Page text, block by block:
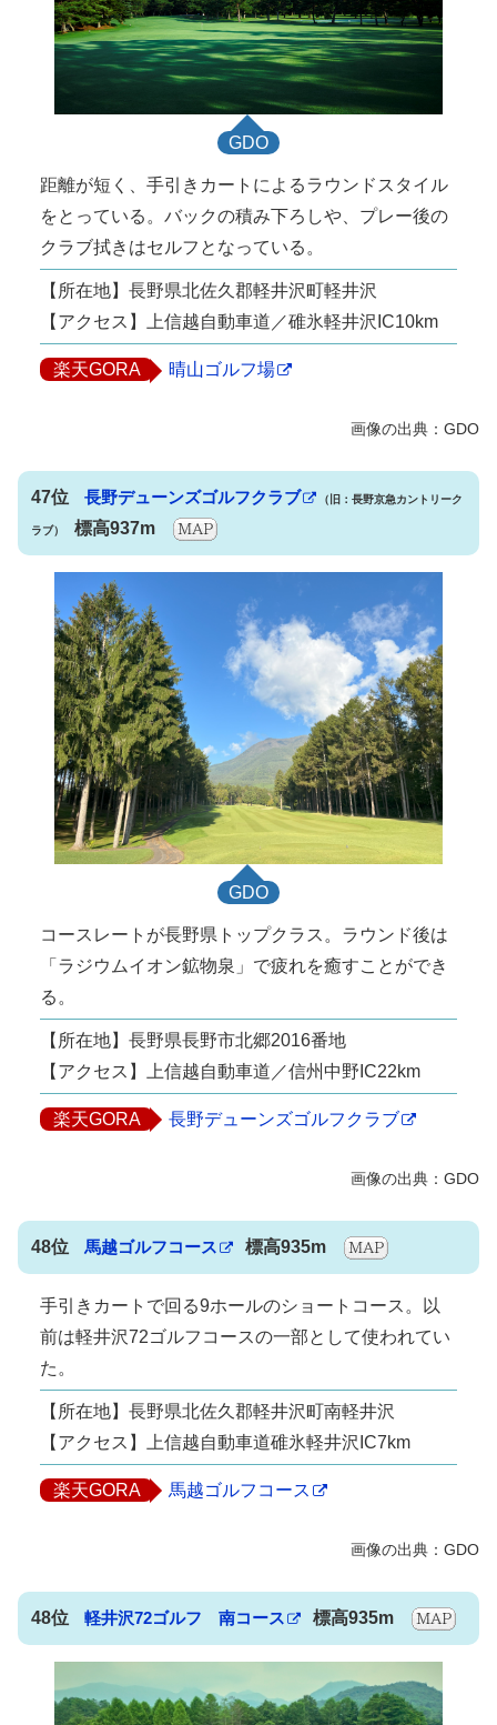
GDO
距離が短く、手引きカートによるラウンドスタイル
をとっている。バックの積み下ろしや、プレー後の
クラブ拭きはセルフとなっている。
【所在地】長野県北佐久郡軽井沢町軽井沢
【アクセス】上信越自動車道／碓氷軽井沢IC10km
楽天GORA 晴山ゴルフ場
47位 長野デューンズゴルフクラブ （旧：長野京急カントリーク
ラブ） 標高937m
GDO
コースレートが長野県トップクラス。ラウンド後は
「ラジウムイオン鉱物泉」で疲れを癒すことができ
る。
【所在地】長野県長野市北郷2016番地
【アクセス】上信越自動車道／信州中野IC22km
楽天GORA 長野デューンズゴルフクラブ
48位 馬越ゴルフコース 標高935m
手引きカートで回る9ホールのショートコース。以
前は軽井沢72ゴルフコースの一部として使われてい
た。
【所在地】長野県北佐久郡軽井沢町南軽井沢
【アクセス】上信越自動車道碓氷軽井沢IC7km
楽天GORA 馬越ゴルフコース
48位 軽井沢72ゴルフ 南コース 標高935m